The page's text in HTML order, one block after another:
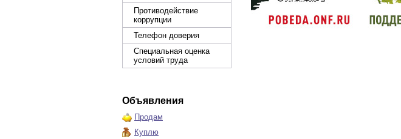
Противодействие
коррупции
Телефон доверия
Специальная оценка
условий труда
Объявления
Продам
Куплю